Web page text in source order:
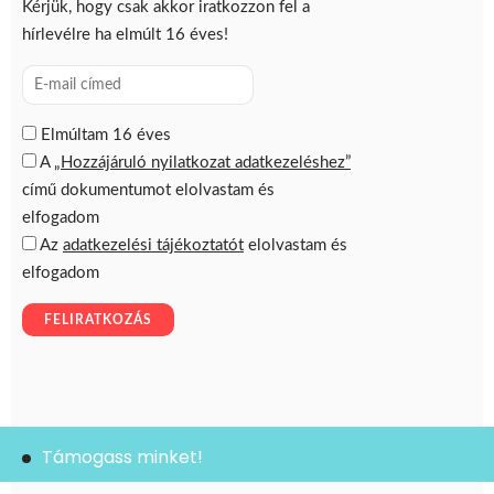
Támogass minket!